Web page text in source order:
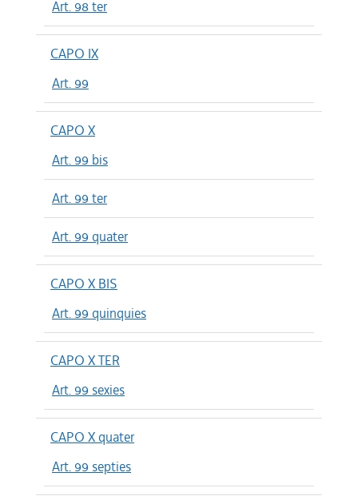
Art. 98 ter
CAPO IX
Art. 99
CAPO X
Art. 99 bis
Art. 99 ter
Art. 99 quater
CAPO X BIS
Art. 99 quinquies
CAPO X TER
Art. 99 sexies
CAPO X quater
Art. 99 septies